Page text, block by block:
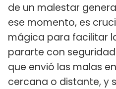
de un malestar
ese momento, es
mágica para facilitar
pararte con
que envió las malas
cercana o distante, y